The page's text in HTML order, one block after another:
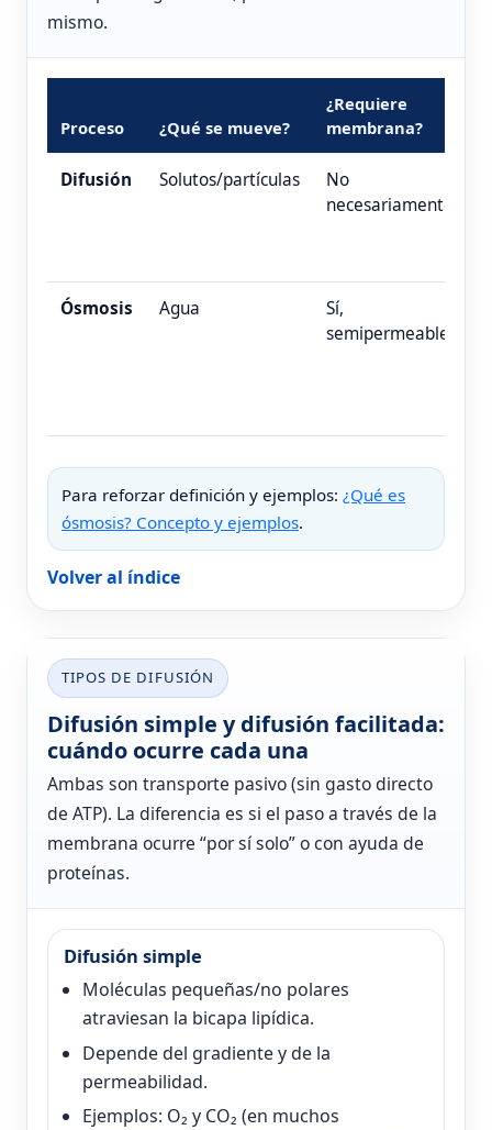
mismo.
Proceso ¿Qué se mueve?
¿Requiere
membrana?
Difusión Solutos/partículas
No
necesariamente
Ósmosis Agua
Sí,
semipermeable
Para reforzar definición y ejemplos: ¿Qué es
ósmosis? Concepto y ejemplos.
Volver al índice
TIPOS DE DIFUSIÓN
Difusión simple y difusión facilitada:
cuándo ocurre cada una
Ambas son transporte pasivo (sin gasto directo
de ATP). La diferencia es si el paso a través de la
membrana ocurre “por sí solo” o con ayuda de
proteínas.
Difusión simple
Moléculas pequeñas/no polares
atraviesan la bicapa lipídica.
Depende del gradiente y de la
permeabilidad.
Ejemplos: O₂ y CO₂ (en muchos